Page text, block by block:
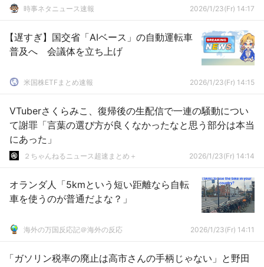
時事ネタニュース速報 2026/1/23(Fr) 14:17
【遅すぎ】国交省「AIベース」の自動運転車
普及へ 会議体を立ち上げ
米国株ETFまとめ速報 2026/1/23(Fr) 14:15
VTuberさくらみこ、復帰後の生配信で一連の騒動につい
て謝罪「言葉の選び方が良くなかったなと思う部分は本当
にあった」
２ちゃんねるニュース超速まとめ＋ 2026/1/23(Fr) 14:14
オランダ人「5kmという短い距離なら自転
車を使うのが普通だよな？」
海外の万国反応記＠海外の反応 2026/1/23(Fr) 14:11
「ガソリン税率の廃止は高市さんの手柄じゃない」と野田